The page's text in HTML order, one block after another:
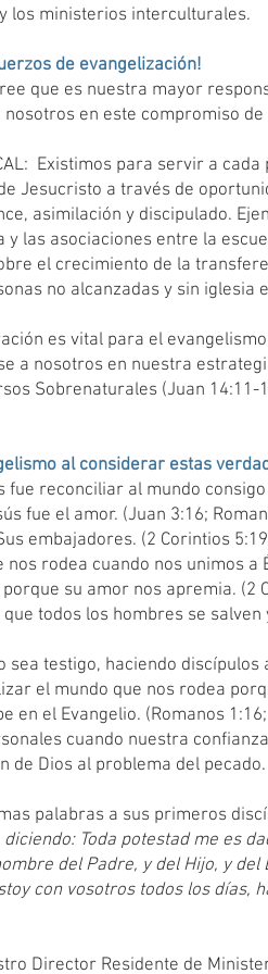
ministerios interculturales.
de evangelización!
que es nuestra mayor
en este compromiso
Existimos para servir a
Jesucristo a través de
asimilación y discipulado.
y las asociaciones entre la
el crecimiento de la
no alcanzadas y sin iglesia
oración es vital para el
a nosotros en nuestra
Sobrenaturales (Juan
al considerar estas
fue reconciliar al mundo
fue el amor. (Juan 3:16;
embajadores. (2 Corintios
rodea cuando nos unimos a
su amor nos apremia. (2
todos los hombres se
sea testigo, haciendo
el mundo que nos rodea
en el Evangelio. (Romanos
cuando nuestra
de Dios al problema del
palabras a sus primeros
Toda potestad me es
del Padre, y del Hijo, y del
con vosotros todos los días,
Director Residente de